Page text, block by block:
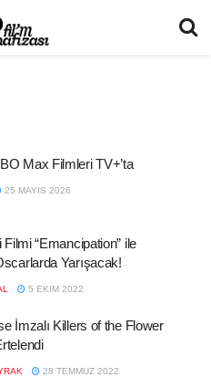
Max Filmleri TV+’ta
25 MAYIS 2026
“Emancipation” ile
Yarışacak!
5 EKIM 2022
İmzalı Killers of the Flower
28 TEMMUZ 2022